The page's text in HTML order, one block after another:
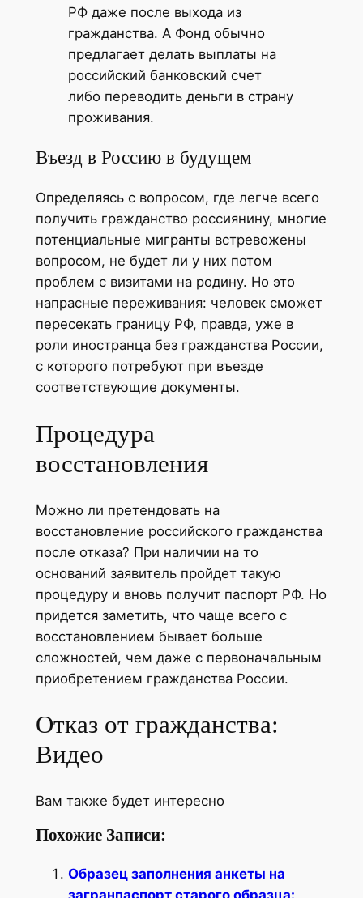
РФ даже после выхода из
гражданства. А Фонд обычно
предлагает делать выплаты на
российский банковский счет
либо переводить деньги в страну
проживания.
Въезд в Россию в будущем
Определяясь с вопросом, где легче всего
получить гражданство россиянину, многие
потенциальные мигранты встревожены
вопросом, не будет ли у них потом
проблем с визитами на родину. Но это
напрасные переживания: человек сможет
пересекать границу РФ, правда, уже в
роли иностранца без гражданства России,
с которого потребуют при въезде
соответствующие документы.
Процедура
восстановления
Можно ли претендовать на
восстановление российского гражданства
после отказа? При наличии на то
оснований заявитель пройдет такую
процедуру и вновь получит паспорт РФ. Но
придется заметить, что чаще всего с
восстановлением бывает больше
сложностей, чем даже с первоначальным
приобретением гражданства России.
Отказ от гражданства:
Видео
Вам также будет интересно
Похожие Записи:
Образец заполнения анкеты на
загранпаспорт старого образца: